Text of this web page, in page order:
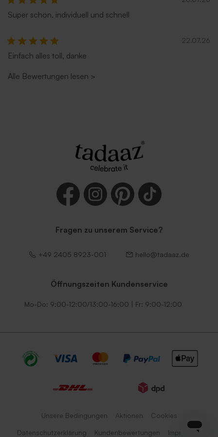
Super schön, individuell und schnell
22.07.26
Einfach alles toll, danke
Alle Bewertungen lesen >
Fragen zu unserem Service?
+49 2405 8923-001 hello@tadaaz.de
Öffnungszeiten Kundenservice
Mo-Do: 9:00-12:00/13:00-16:00 | Fr: 9:00-12:00
Unsere Bedingungen Aktionen Cookies
Datenschutzerklärung Kundenbewertungen Impressum